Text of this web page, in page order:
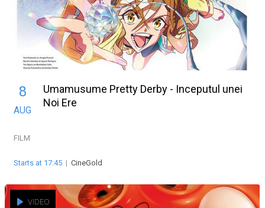
8
AUG
Umamusume Pretty Derby - Inceputul unei
Noi Ere
FILM
Starts at 17:45 | CineGold
VIDEO